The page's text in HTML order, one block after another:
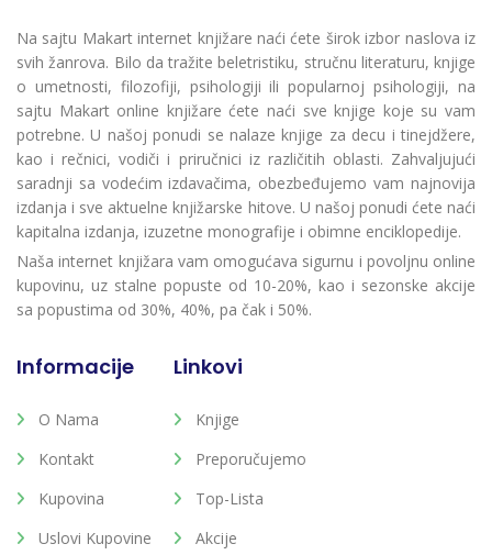
Na sajtu Makart internet knjižare naći ćete širok izbor naslova iz
svih žanrova. Bilo da tražite beletristiku, stručnu literaturu, knjige
o umetnosti, filozofiji, psihologiji ili popularnoj psihologiji, na
sajtu Makart online knjižare ćete naći sve knjige koje su vam
potrebne. U našoj ponudi se nalaze knjige za decu i tinejdžere,
kao i rečnici, vodiči i priručnici iz različitih oblasti. Zahvaljujući
saradnji sa vodećim izdavačima, obezbeđujemo vam najnovija
izdanja i sve aktuelne knjižarske hitove. U našoj ponudi ćete naći
kapitalna izdanja, izuzetne monografije i obimne enciklopedije.
Naša internet knjižara vam omogućava sigurnu i povoljnu online
kupovinu, uz stalne popuste od 10-20%, kao i sezonske akcije
sa popustima od 30%, 40%, pa čak i 50%.
Informacije
O Nama
Kontakt
Kupovina
Uslovi Kupovine
Linkovi
Knjige
Preporučujemo
Top-Lista
Akcije